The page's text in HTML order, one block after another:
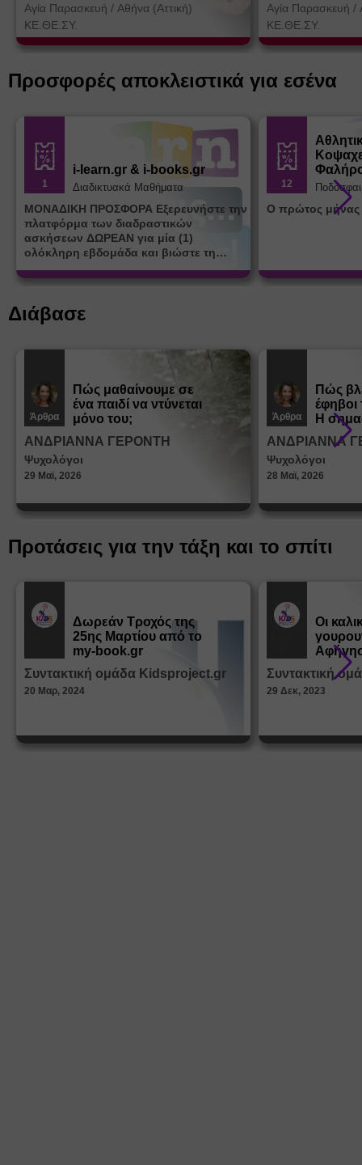
Θεσσαλονίκη)
Αγία Παρασκευή / Αθήνα (Αττική)
ΚΕ.ΘΕ.ΣΥ.
Αγία Παρασκευή /
ΚΕ.ΘΕ.ΣΥ.
Προσφορές αποκλειστικά για εσένα
1
i-learn.gr & i-books.gr
Διαδικτυακά Μαθήματα
ΜΟΝΑΔΙΚΗ ΠΡΟΣΦΟΡΑ Εξερευνήστε την
πλατφόρμα των διαδραστικών
ασκήσεων ΔΩΡΕΑΝ για μία (1)
ολόκληρη εβδομάδα και βιώστε τη
learn.gr* * Αφορά νέες εγγραφές
12
Ο πρώτος
Διάβασε
Άρθρα
Πώς μαθαίνουμε σε
ένα παιδί να ντύνεται
μόνο του;
ΑΝΔΡΙΑΝΝΑ ΓΕΡΟΝΤΗ
Ψυχολόγοι
29 Μαϊ, 2026
Άρθρα
Πώς
Η
στη
ΑΝΔΡΙΑΝΝΑ
Ψυχολόγοι
28 Μαϊ, 2026
Προτάσεις για την τάξη και το σπίτι
Δωρεάν Tροχός της
25ης Μαρτίου από το
my-book.gr
Συντακτική ομάδα Kidsproject.gr
20 Μαρ, 2024
Οι
από τα
Συντακτική
29 Δεκ, 2023